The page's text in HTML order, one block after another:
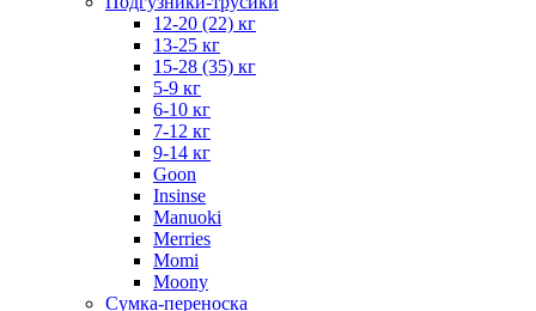
12-20 (22) кг
13-25 кг
15-28 (35) кг
5-9 кг
6-10 кг
7-12 кг
9-14 кг
Goon
Insinse
Manuoki
Merries
Momi
Moony
Сумка-переноска